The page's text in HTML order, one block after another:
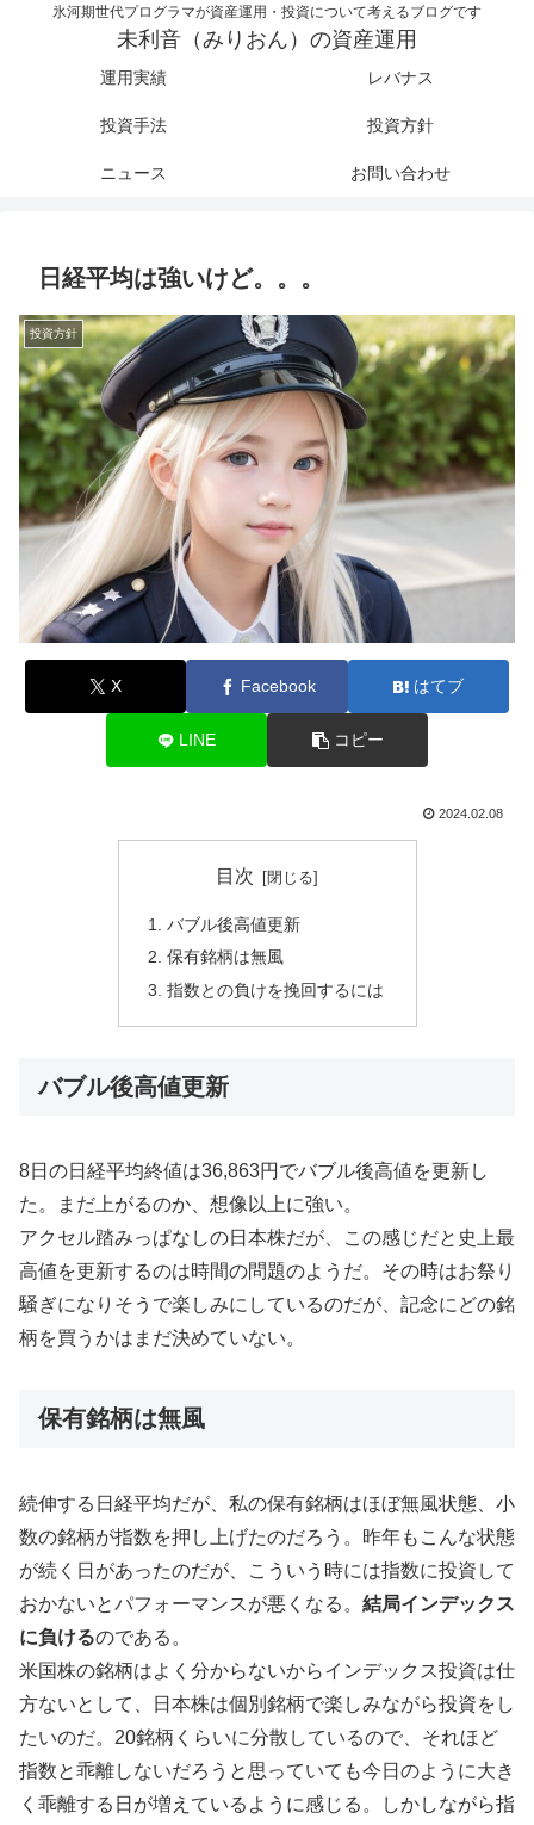
氷河期世代プログラマが資産運用・投資について考えるブログです
未利音（みりおん）の資産運用
運用実績 レバナス
投資手法 投資方針
ニュース お問い合わせ
日経平均は強いけど。。。
投資方針
X Facebook はてブ
LINE コピー
2024.02.08
目次
バブル後高値更新
保有銘柄は無風
指数との負けを挽回するには
バブル後高値更新
8日の日経平均終値は36,863円でバブル後高値を更新し
た。まだ上がるのか、想像以上に強い。
アクセル踏みっぱなしの日本株だが、この感じだと史上最
高値を更新するのは時間の問題のようだ。その時はお祭り
騒ぎになりそうで楽しみにしているのだが、記念にどの銘
柄を買うかはまだ決めていない。
保有銘柄は無風
続伸する日経平均だが、私の保有銘柄はほぼ無風状態、小
数の銘柄が指数を押し上げたのだろう。昨年もこんな状態
が続く日があったのだが、こういう時には指数に投資して
おかないとパフォーマンスが悪くなる。 結局インデックス
に負けるのである。
米国株の銘柄はよく分からないからインデックス投資は仕
方ないとして、日本株は個別銘柄で楽しみながら投資をし
たいのだ。20銘柄くらいに分散しているので、それほど
指数と乖離しないだろうと思っていても今日のように大き
く乖離する日が増えているように感じる。しかしながら指